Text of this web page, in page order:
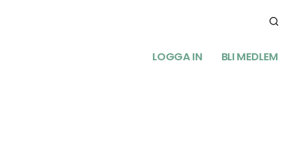
LOGGA IN BLI MEDLEM